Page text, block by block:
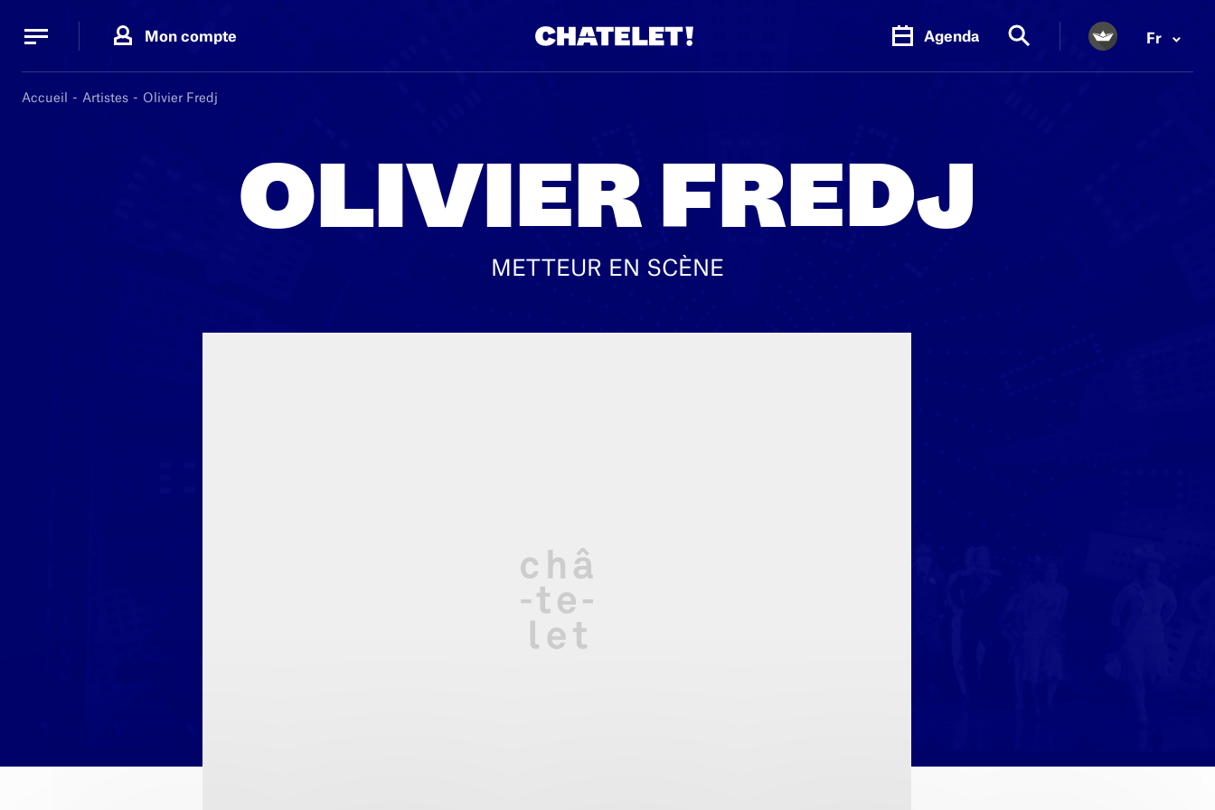
Mon compte Agenda Fr
Accueil Artistes Olivier Fredj
OLIVIER FREDJ
METTEUR EN SCÈNE